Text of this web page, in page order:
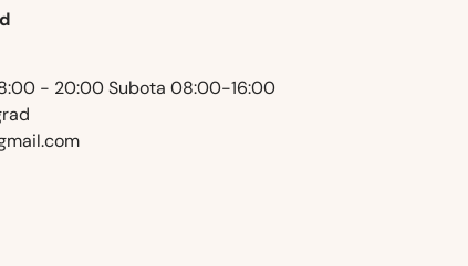
- 20:00 Subota 08:00-16:00